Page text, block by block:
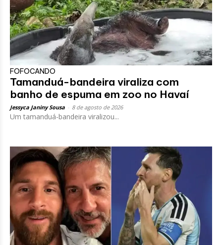
FOFOCANDO
Tamanduá-bandeira viraliza com
banho de espuma em zoo no Havaí
Jessyca Janiny Sousa 8 de agosto de 2026
Um tamanduá-bandeira viralizou...